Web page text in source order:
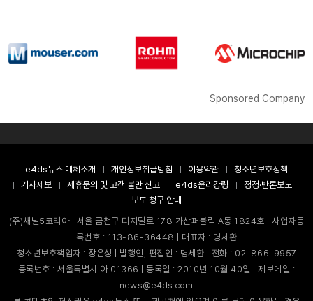
Sponsored Company
e4ds뉴스 매체소개 개인정보취급방침 이용약관
청소년보호정책
기사제보
제휴문의 및 고객 불만 신고 e4ds윤리강령
정정·반론보도
보도 청구 안내
(주)채널5코리아 | 서울 금천구 디지털로 178 가산퍼블릭 A동 1824호 | 사업자등
록번호 : 113-86-36448 | 대표자 : 명세환
청소년보호책임자 : 장은성 | 발행인, 편집인 : 명세환 | 전화 : 02-866-9957
등록번호 : 서울특별시 아 01366 | 등록일 : 2010년 10월 40일 | 제보메일 :
news@e4ds.com